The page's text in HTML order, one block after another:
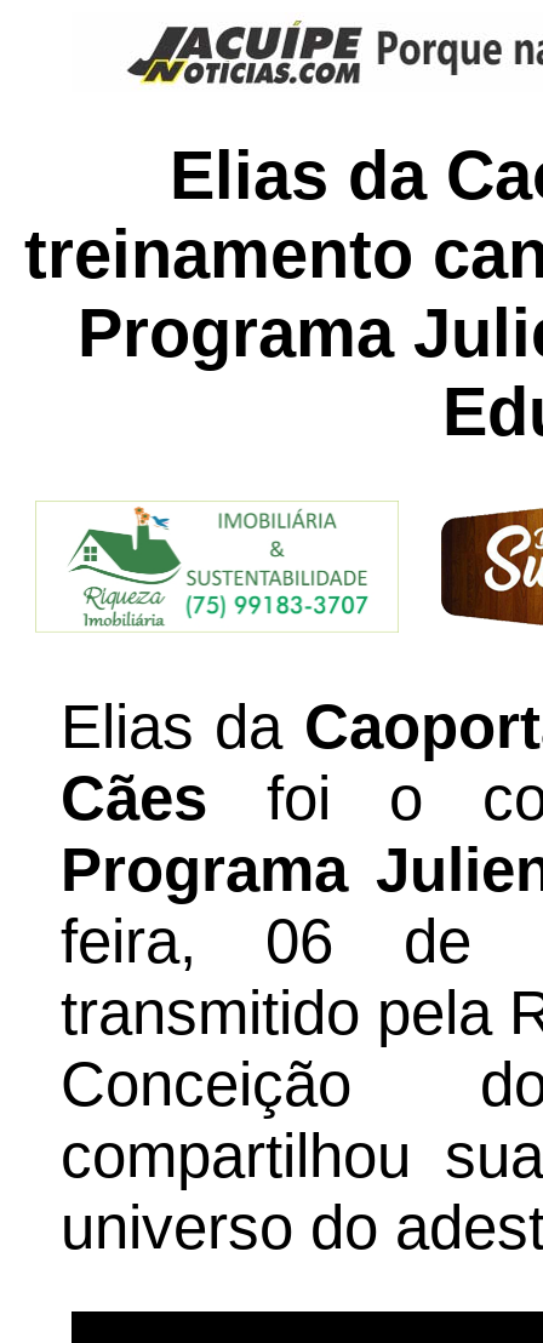
Elias da
treinamento
Programa
Elias da
Cães foi o
Programa
feira, 06 de
transmitido pela
Conceição
compartilhou
universo do